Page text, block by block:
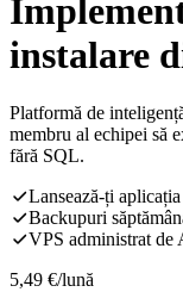
instalare
Platformă de
membru al echipei să
fără SQL.
Lansează-ți
Backupuri
VPS administrat de
5,49 €/lună